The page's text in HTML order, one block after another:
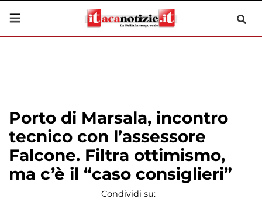
Porto di Marsala, incontro
tecnico con l’assessore
Falcone. Filtra ottimismo,
ma c’è il “caso consiglieri”
Condividi su: